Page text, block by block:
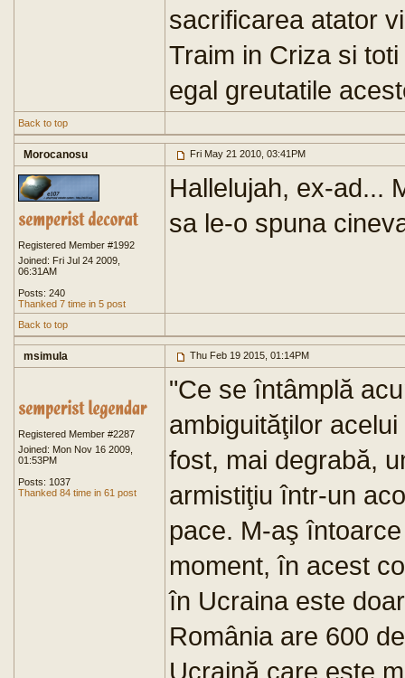
sacrificarea atator
Traim in Criza si
egal greutatile
Back to top
Morocanosu Fri May 21 2010, 03:41PM
Registered Member #1992
Joined: Fri Jul 24 2009,
06:31AM
Posts: 240
Thanked 7 time in 5 post
Hallelujah, ex-ad...
sa le-o spuna
Back to top
msimula Thu Feb 19 2015, 01:14PM
Registered Member #2287
Joined: Mon Nov 16 2009,
01:53PM
Posts: 1037
Thanked 84 time in 61 post
"Ce se întâmplă
ambiguităţilor
fost, mai degrabă,
armistiţiu într-un
pace. M-aş
moment, în acest
în Ucraina este
România are 600
Ucraină care este